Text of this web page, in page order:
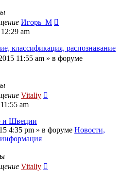
Игорь_М
am
классификация, распознавание
11:55 am » в форуме
Vitaliy
am
и Швеции
4:35 pm » в форуме Новости,
Vitaliy